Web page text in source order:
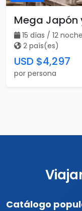
Mega Japón
15 días / 12
2 país(es)
USD $4,297
por persona
Catálogo